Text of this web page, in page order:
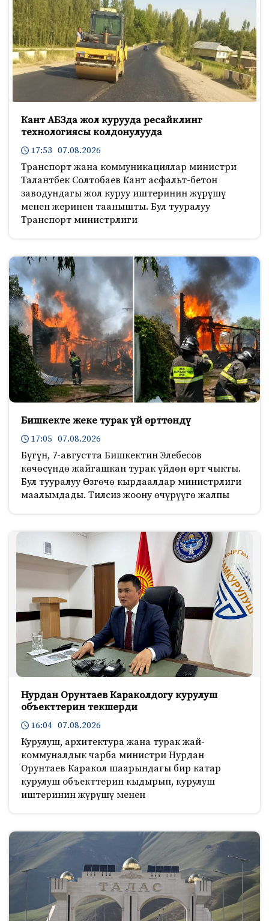
Кант АБЗда жол курууда ресайклинг
технологиясы колдонулууда
17:53 07.08.2026
Транспорт жана коммуникациялар министри
Талантбек Солтобаев Кант асфальт-бетон
заводундагы жол куруу иштеринин жүрүшү
менен жеринен таанышты. Бул тууралуу
Транспорт министрлиги
Бишкекте жеке турак үй өрттөндү
17:05 07.08.2026
Бүгүн, 7-августта Бишкектин Элебесов
көчөсүндө жайгашкан турак үйдөн өрт чыкты.
Бул тууралуу Өзгөчө кырдаалдар министрлиги
маалымдады. Тилсиз жоону өчүрүүгө жалпы
Нурдан Орунтаев Караколдогу курулуш
объекттерин текшерди
16:04 07.08.2026
Курулуш, архитектура жана турак жай-
коммуналдык чарба министри Нурдан
Орунтаев Каракол шаарындагы бир катар
курулуш объекттерин кыдырып, курулуш
иштеринин жүрүшү менен